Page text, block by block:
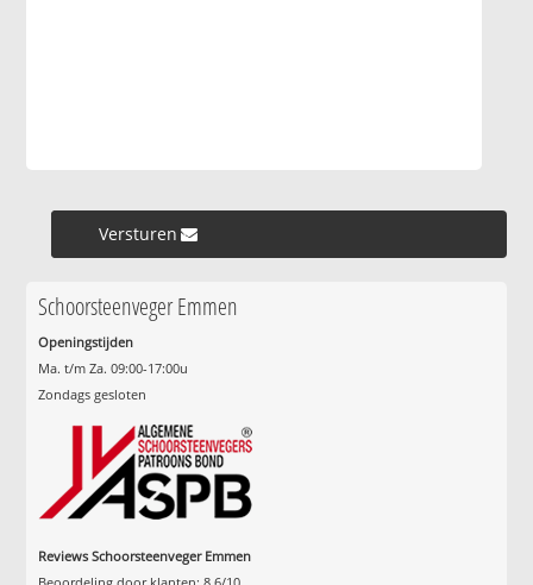
Versturen »
Schoorsteenveger Emmen
Openingstijden
Ma. t/m Za. 09:00-17:00u
Zondags gesloten
Reviews Schoorsteenveger Emmen